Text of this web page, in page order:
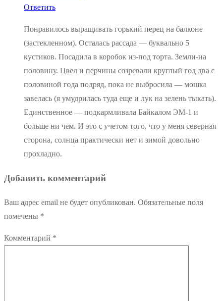
Ответить
Понравилось выращивать горький перец на балконе
(застекленном). Осталась рассада — буквально 5
кустиков. Посадила в коробок из-под торта. Земли-на
половину. Цвел и перчины созревали круглый год два с
половиной года подряд, пока не выбросила — мошка
завелась (я умудрилась туда еще и лук на зелень тыкать).
Единственное — подкармливала Байкалом ЭМ-1 и
больше ни чем. И это с учетом того, что у меня северная
сторона, солнца практически нет и зимой довольно
прохладно.
Добавить комментарий
Ваш адрес email не будет опубликован. Обязательные поля
помечены *
Комментарий *